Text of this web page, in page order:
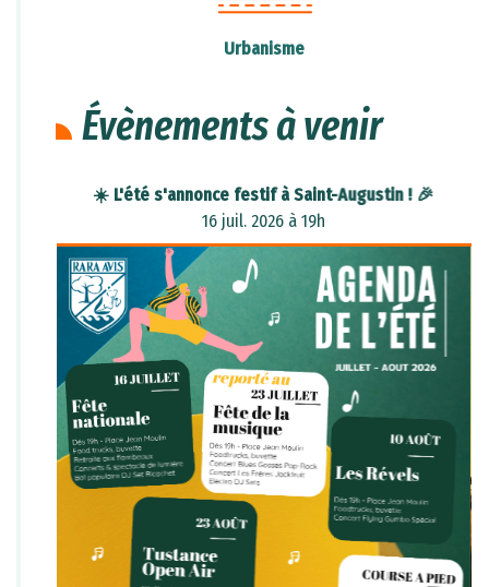
générations futures.
Agissons maintenant pour un avenir plus
Urbanisme
Évènements à venir
FESTIVIGNOBLES
01 juin 2026 à 21h